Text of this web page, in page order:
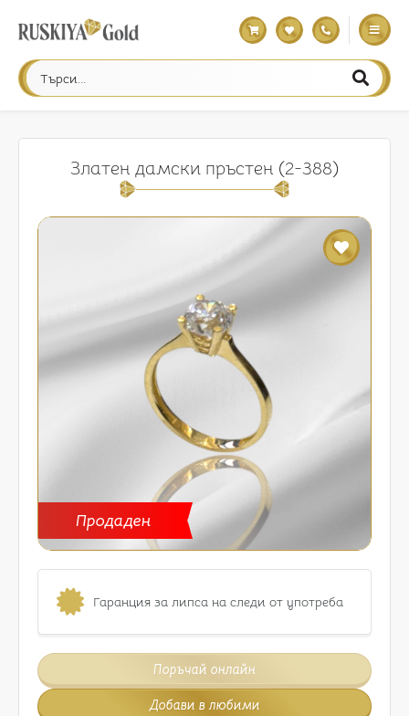
Златен дамски пръстен (2-388)
Продаден
Гаранция за липса на следи от употреба
Поръчай онлайн
Добави в любими